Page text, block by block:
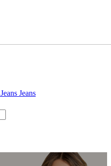
Jeans Jeans